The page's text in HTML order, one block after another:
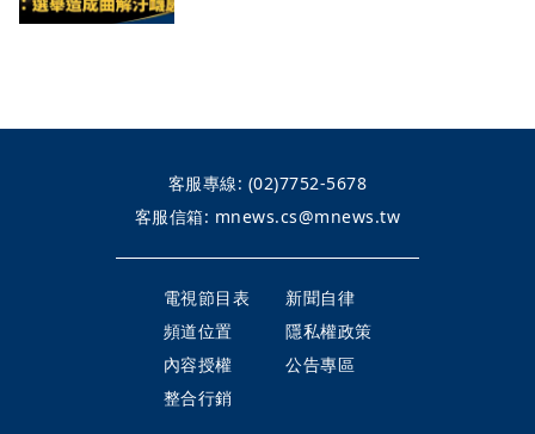
客服專線: (02)7752-5678
客服信箱: mnews.cs@mnews.tw
電視節目表
新聞自律
頻道位置
隱私權政策
內容授權
公告專區
整合行銷